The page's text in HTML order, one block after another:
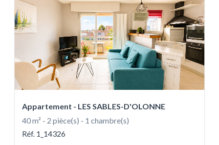
Appartement - LES SABLES-D'OLONNE
40 m² - 2 pièce(s) - 1 chambre(s)
Réf. 1_14326